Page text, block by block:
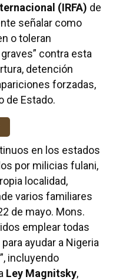
(IRFA) de
señalar como
o toleran
contra esta
detención
forzadas,
de Estado.
en los estados
por milicias fulani,
localidad,
varios familiares
de mayo. Mons.
emplear todas
ayudar a Nigeria
incluyendo
Ley Magnitsky,